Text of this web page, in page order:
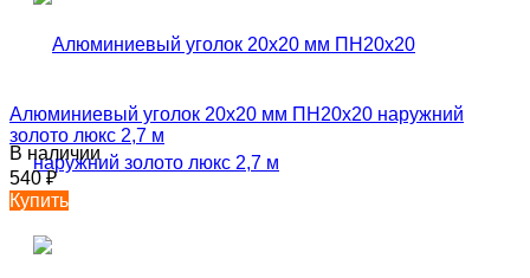
Алюминиевый уголок 20х20 мм ПН20х20 наружний
золото люкс 2,7 м
В наличии
540₽
Купить